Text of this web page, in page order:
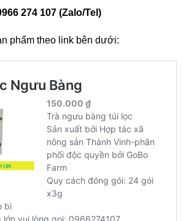
274 107 (Zalo/Tel)
phẩm theo link bên dưới: